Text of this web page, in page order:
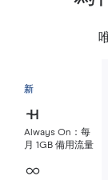
新
Always On：每
月 1GB 備用流量